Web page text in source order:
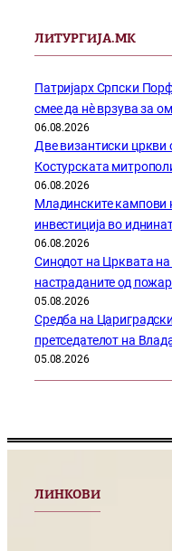
ЛИТУРГИЈА.МК
Патријарх Српски
смее да нѐ врзува за
06.08.2026
Две византиски цркви
Костурската
06.08.2026
Младинските кампови
инвестиција во
06.08.2026
Синодот на Црквата
настраданите од
05.08.2026
Средба на
претседателот на
05.08.2026
ЛИНКОВИ